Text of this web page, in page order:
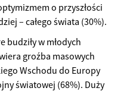
o przyszłości
– całego świata (30%).
budziły w młodych
groźba masowych
Wschodu do Europy
światowej (68%). Duży